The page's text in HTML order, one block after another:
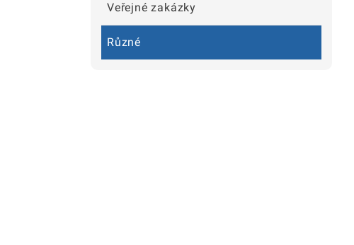
Veřejné zakázky
Různé